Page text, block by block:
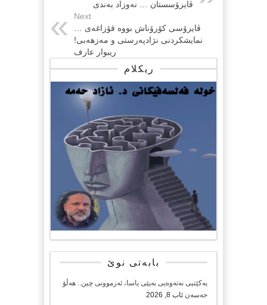
ڤایرۆسستان … نەوزاد بەندی
Next
ڤایرۆسی کۆرۆناش بووە قۆزاغەی …
نمایشکردنی نژادپەرستی و مەزهەبی!
ریبوار عارف
ریکلام
بابەتی نوێ
یەکێتیی نەتەوەیی بەپێی یاسا، ئەزموونی چین.. هەڵۆ
حەسەن ئاب 8, 2026